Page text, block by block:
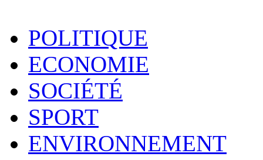
POLITIQUE
ECONOMIE
SOCIÉTÉ
SPORT
ENVIRONNEMENT